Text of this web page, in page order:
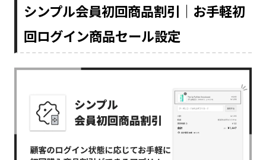
シンプル会員初回商品割引｜お手軽初
回ログイン商品セール設定